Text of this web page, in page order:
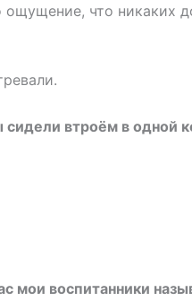
ощущение, что никаких
втроём в одной
мои воспитанники